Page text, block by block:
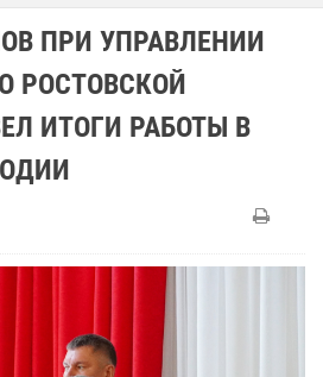
ПРИ УПРАВЛЕНИИ
РОСТОВСКОЙ
ИТОГИ РАБОТЫ В